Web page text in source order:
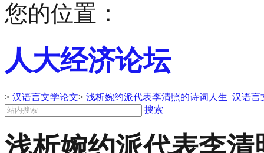
您的位置：
人大经济论坛
> 汉语言文学论文> 浅析婉约派代表李清照的诗词人生_汉语言
搜索